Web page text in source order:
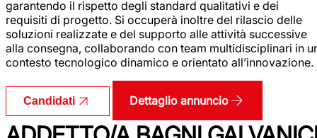
garantendo il rispetto degli standard qualitativi e dei
requisiti di progetto. Si occuperà inoltre del rilascio delle
soluzioni realizzate e del supporto alle attività successive
alla consegna, collaborando con team multidisciplinari in
contesto tecnologico dinamico e orientato all’innovazione.
Candidati Dettaglio annuncio